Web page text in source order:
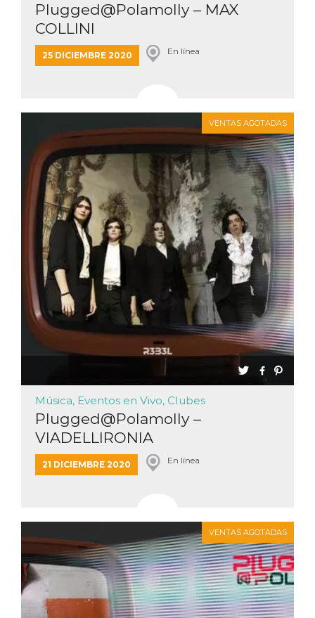
Plugged@Polamolly – MAX
COLLINI
25 DICIEMBRE 2020 En línea
VENTAS AGOTADAS
Música, Eventos en Vivo, Clubes
Plugged@Polamolly –
VIADELLIRONIA
21 DICIEMBRE 2020 En línea
VENTAS AGOTADAS